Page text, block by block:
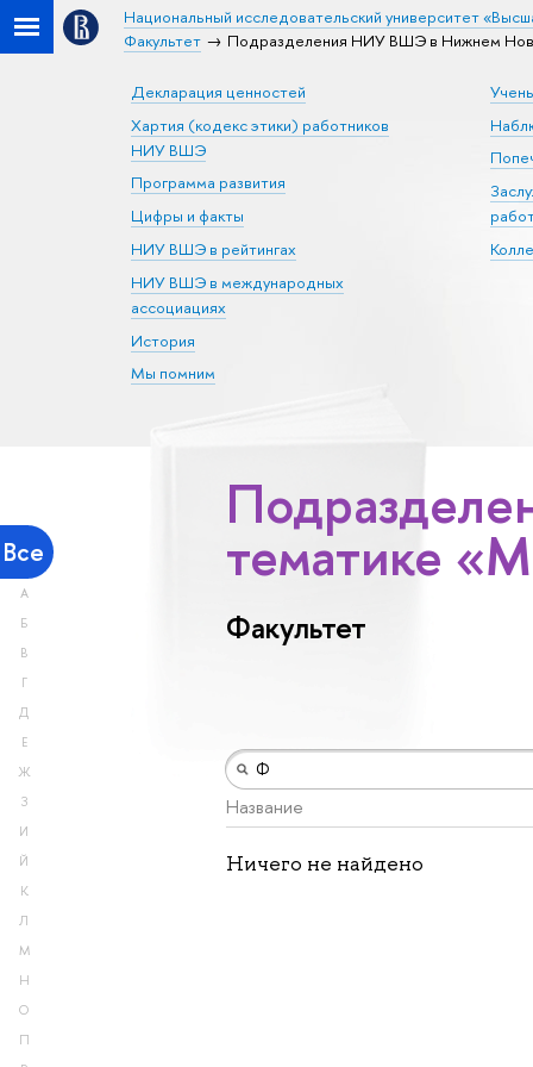
Национальный исследовательский университет
Факультет
Подразделения НИУ ВШЭ в Нижнем
Декларация ценностей
Хартия (кодекс этики) работников
НИУ ВШЭ
Программа развития
Цифры и факты
НИУ ВШЭ в рейтингах
НИУ ВШЭ в международных
ассоциациях
История
Мы помним
Все
А
Б
В
Г
Д
Е
Ж
З
И
Й
К
Л
М
Н
О
П
тематике
Факультет
Название
Ничего не найдено